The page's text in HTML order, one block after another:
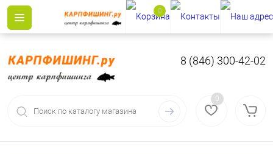
8 (846) 300-42-02
0
0